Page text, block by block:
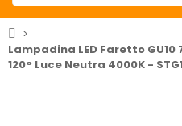
Lampadina LED Faretto GU10
120° Luce Neutra 4000K -